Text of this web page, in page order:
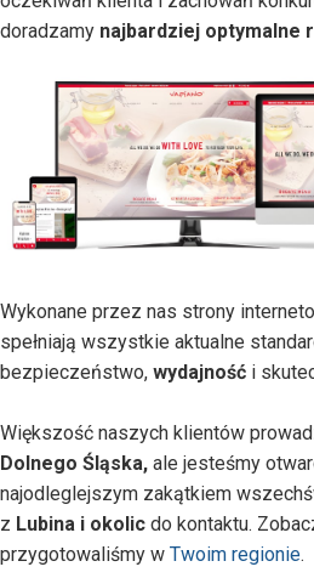
doradzamy najbardziej optymalne
Wykonane przez nas strony
spełniają wszystkie aktualne
bezpieczeństwo, wydajność i
Większość naszych klientów
Dolnego Śląska, ale jesteśmy
najodleglejszym zakątkiem
z Lubina i okolic do kontaktu.
przygotowaliśmy w Twoim regionie.